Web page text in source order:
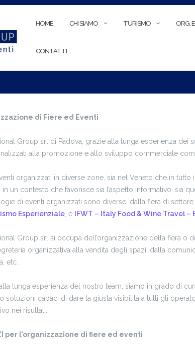
HOME CHI SIAMO TURISMO ORG.
CONTATTI
di Fiere ed Eventi
Group srl di Padova, grazie alla lunga esperienza
alla promozione e allo sviluppo commerciale
organizzati in diverse zone, sia nel Veneto che in
in un contesto che favorisce sia l’aspetto informativo, sia
di eventi organizzati sono diverse, dalla fiera di
Esperienziale, e IFWT – Italy Food & Wine Travel
Group srl si occupa dell’organizzazione della fiera o
organizzativa alla vendita degli spazi, dalla
etc.
lunga esperienza del nostro team, siamo in grado di
soluzioni capaci di dare la giusta visibilità a tutti gli
nei risultati.
per l’organizzazione di fiere ed eventi